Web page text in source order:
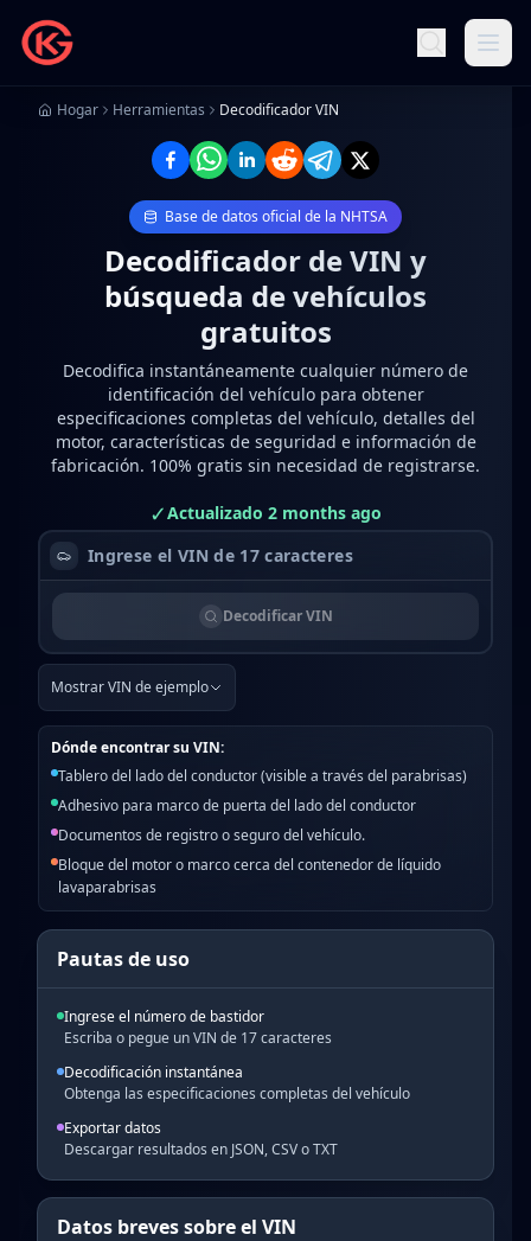
Hogar Herramientas Decodificador VIN
Base de datos oficial de la NHTSA
Decodificador de VIN y
búsqueda de vehículos
gratuitos
Decodifica instantáneamente cualquier número de
identificación del vehículo para obtener
especificaciones completas del vehículo, detalles del
motor, características de seguridad e información de
fabricación. 100% gratis sin necesidad de registrarse.
✓Actualizado 2 months ago
Decodificar VIN
Mostrar VIN de ejemplo
Dónde encontrar su VIN:
Tablero del lado del conductor (visible a través del parabrisas)
Adhesivo para marco de puerta del lado del conductor
Documentos de registro o seguro del vehículo.
Bloque del motor o marco cerca del contenedor de líquido
lavaparabrisas
Pautas de uso
Ingrese el número de bastidor
Escriba o pegue un VIN de 17 caracteres
Decodificación instantánea
Obtenga las especificaciones completas del vehículo
Exportar datos
Descargar resultados en JSON, CSV o TXT
Datos breves sobre el VIN